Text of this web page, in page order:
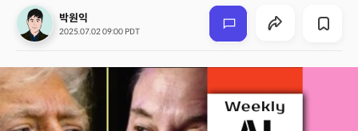
박원익
2025.07.02 09:00 PDT